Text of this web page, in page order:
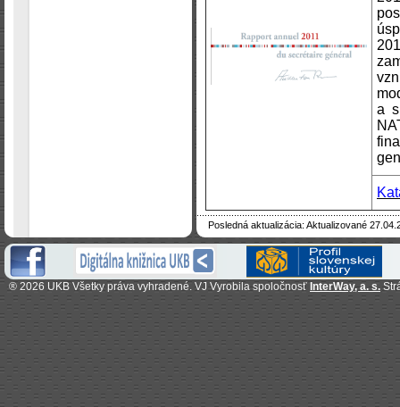
a
Posledná aktualizácia: Aktualizované
® 2026 UKB Všetky práva vyhradené. VJ Vyrobila spoločnosť InterWay, a. s.